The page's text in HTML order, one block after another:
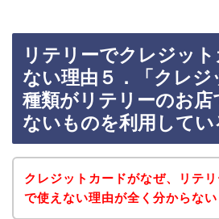
リテリーでクレジット
ない理由５．「クレジ
種類がリテリーのお店
ないものを利用してい
クレジットカードがなぜ、リテ
で使えない理由が全く分からない